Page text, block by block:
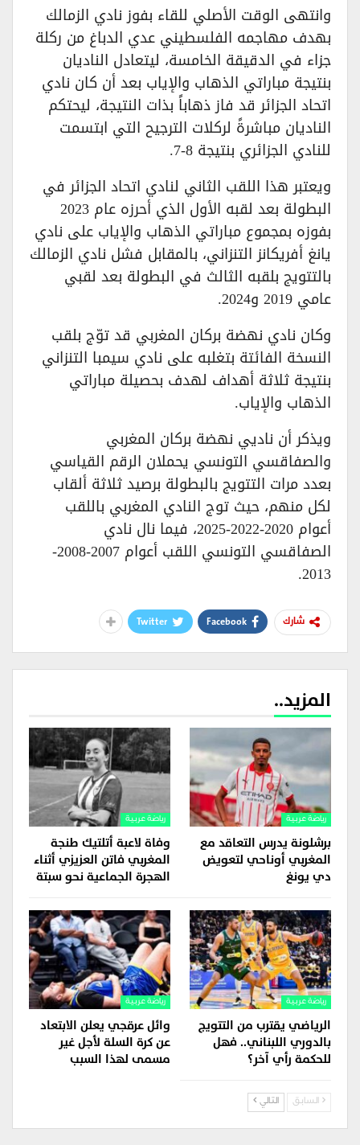
وانتهى الوقت الأصلي للقاء بفوز نادي الزمالك
بهدف مهاجمه الفلسطيني عدي الدباغ من ركلة
جزاء في الدقيقة الخامسة، ليتعادل الناديان
بنتيجة مباراتي الذهاب والإياب بعد أن كان نادي
اتحاد الجزائر قد فاز ذهاباً بذات النتيجة، ليحتكم
الناديان مباشرةً لركلات الترجيح التي ابتسمت
للنادي الجزائري بنتيجة 8-7.
ويعتبر هذا اللقب الثاني لنادي اتحاد الجزائر في
البطولة بعد لقبه الأول الذي أحرزه عام 2023
بفوزه بمجموع مباراتي الذهاب والإياب على نادي
يانغ أفريكانز التنزاني، بالمقابل فشل نادي الزمالك
بالتتويج بلقبه الثالث في البطولة بعد لقبي
عامي 2019 و2024.
وكان نادي نهضة بركان المغربي قد توّج بلقب
النسخة الفائتة بتغلبه على نادي سيمبا التنزاني
بنتيجة ثلاثة أهداف لهدف بحصيلة مباراتي
الذهاب والإياب.
ويذكر أن ناديي نهضة بركان المغربي
والصفاقسي التونسي يحملان الرقم القياسي
بعدد مرات التتويج بالبطولة برصيد ثلاثة ألقاب
لكل منهم، حيث توج النادي المغربي باللقب
أعوام 2020-2022-2025، فيما نال نادي
الصفاقسي التونسي اللقب أعوام 2007-2008-
2013.
شارك Facebook
Twitter
المزيد..
رياضة عربية
برشلونة يدرس التعاقد مع
المغربي أوناحي لتعويض
دي يونغ
رياضة عربية
وفاة لاعبة أتلتيك طنجة
المغربي فاتن العزيزي أثناء
الهجرة الجماعية نحو سبتة
رياضة عربية
الرياضي يقترب من التتويج
بالدوري اللبناني.. فهل
للحكمة رأي آخر؟
رياضة عربية
وائل عرقجي يعلن الابتعاد
عن كرة السلة لأجل غير
مسمى لهذا السبب
السابق التالي